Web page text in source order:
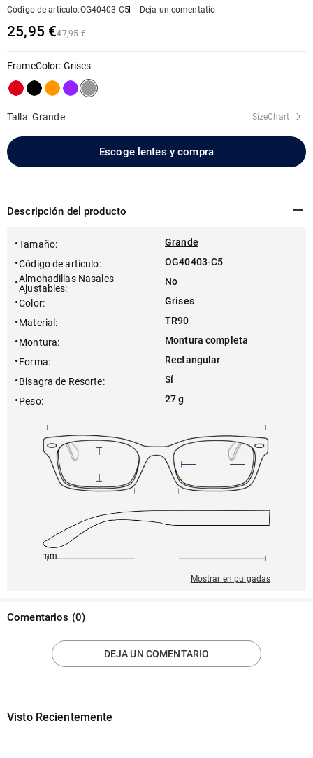
Código de artículo:OG40403-C5 Deja un comentatio
25,95 €47,95 €
FrameColor: Grises
Talla: Grande SizeChart
Escoge lentes y compra
Descripción del producto
Tamaño:
Grande
Código de artículo:
OG40403-C5
Almohadillas Nasales
Ajustables:
No
Color:
Grises
Material :
TR90
Montura:
Montura completa
Forma:
Rectangular
Bisagra de Resorte:
Sí
Peso: 27 g
139mm
Mostrar en pulgadas
Comentarios (0)
DEJA UN COMENTARIO
Visto Recientemente